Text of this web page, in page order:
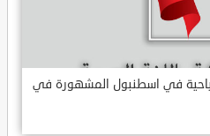
في اسطنبول المشهورة في